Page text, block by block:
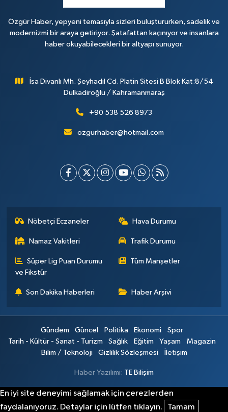
Özgür Haber, yepyeni temasıyla sizleri buluştururken, sadelik ve
modernizmi bir araya getiriyor. Şatafattan kaçınıyor ve insanlara
haber okuyabilecekleri bir altyapı sunuyor.
İsa Divanlı Mh. Şeyhadil Cd. Platin Sitesi B Blok Kat:8/54
Dulkadiroğlu / Kahramanmaraş
+90 538 526 8973
ozgurhaber@hotmail.com
Nöbetçi Eczaneler Hava Durumu
Namaz Vakitleri Trafik Durumu
Süper Lig Puan Durumu
ve Fikstür
Tüm Manşetler
Son Dakika Haberleri Haber Arşivi
Gündem Güncel Politika Ekonomi
Spor
Tarih - Kültür - Sanat - Turizm
Sağlık Eğitim Yaşam
Magazin
Bilim / Teknoloji
Gizlilik Sözleşmesi İletişim
Haber Yazılımı: TE Bilişim
En iyi site deneyimi sağlamak için çerezlerden
faydalanıyoruz. Detaylar için lütfen tıklayın.
Tamam